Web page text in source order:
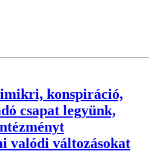
konspiráció,
csapat legyünk,
valódi változásokat